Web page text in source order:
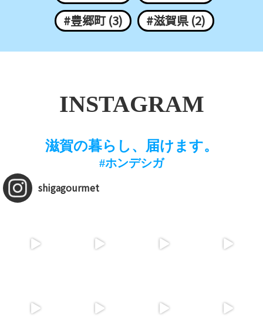
#豊郷町 (3)
#滋賀県 (2)
INSTAGRAM
滋賀の暮らし、届けます。
#ホンデシガ
shigagourmet